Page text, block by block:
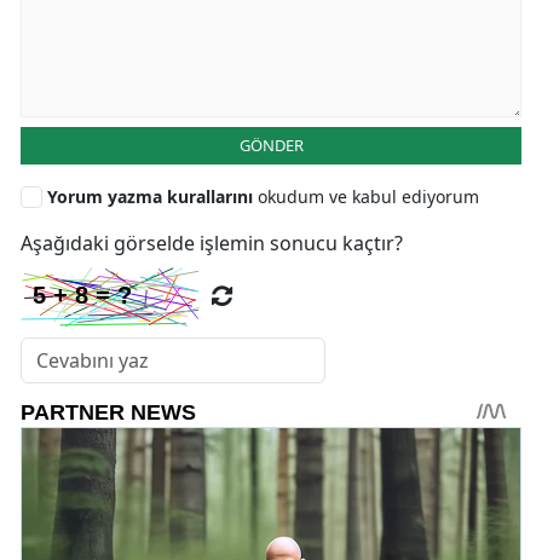
GÖNDER
Yorum yazma kurallarını okudum ve kabul ediyorum
Aşağıdaki görselde işlemin sonucu kaçtır?